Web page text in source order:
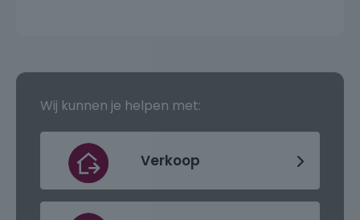
Wij kunnen je helpen met:
Verkoop